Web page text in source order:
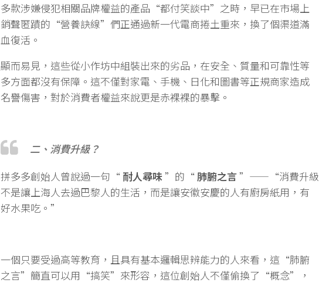
多款涉嫌侵犯相關品牌權益的產品“都付笑談中”之時，早已在市場上
銷聲匿蹟的“營養訣線”們正通過新一代電商捲土重來，換了個渠道滿
血復活。
顯而易見，這些從小作坊中組裝出來的劣品，在安全、質量和可靠性等
多方面都沒有保障。這不僅對家電、手機、日化和圖書等正規商家造成
名譽傷害，對於消費者權益來說更是赤裸裸的暴擊。
二、 消費升級？
拼多多創始人曾說過一句“ 耐人尋味”的“肺腑之言”——“消費升級
不是讓上海人去過巴黎人的生活，而是讓安徽安慶的人有廚房紙用，有
好水果吃。”
一個只要受過高等教育，且具有基本邏輯思辨能力的人來看，這“肺腑
之言”簡直可以用“搞笑”來形容，這位創始人不僅偷換了“概念”，